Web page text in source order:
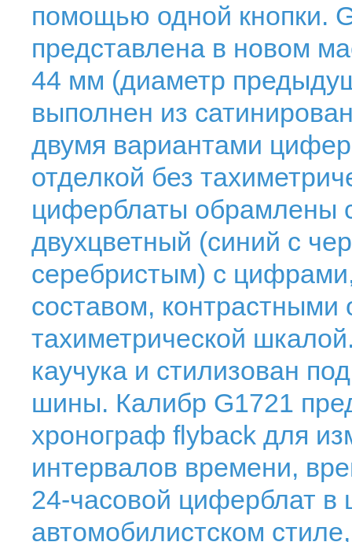
помощью одной кнопки.
представлена в новом
44 мм (диаметр
выполнен из
двумя вариантами
отделкой без
циферблаты обрамлены
двухцветный (синий с
серебристым) с
составом, контрастными
тахиметрической
каучука и стилизован
шины. Калибр G1721
хронограф flyback для
интервалов времени,
24-часовой циферблат в
автомобилистском